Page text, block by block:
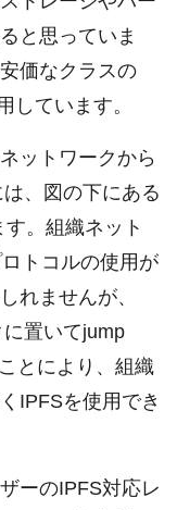
と思っていま
価なクラスの
しています。
ットワークから
、図の下にある
。組織ネット
トコルの使用が
れませんが、
置いてjump
とにより、組織
IPFSを使用でき
ーのIPFS対応レ